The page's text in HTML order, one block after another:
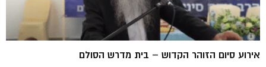
אירוע סיום הזוהר הקדוש – בית מדרש הסולם